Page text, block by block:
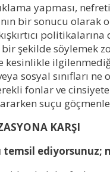
yapması,
bir sonucu olarak
şekilde söylemek
kesinlikle
sosyal sınıfları
fonlar ve
suçu
KARŞI
temsil